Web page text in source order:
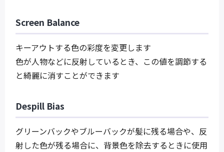
Screen Balance
キーアウトする色の彩度を変更します
色が人物などに反射しているとき、この値を調節する
と綺麗に消すことができます
Despill Bias
グリーンバックやブルーバックが髪に残る場合や、反
射した色が残る場合に、背景色を除去するときに使用